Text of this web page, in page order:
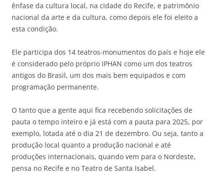
ênfase da cultura local, na cidade do Recife, e patrimônio
nacional da arte e da cultura, como depois ele foi eleito a
esta condição.
Ele participa dos 14 teatros-monumentos do país e hoje ele
é considerado pelo próprio IPHAN como um dos teatros
antigos do Brasil, um dos mais bem equipados e com
programação permanente.
O tanto que a gente aqui fica recebendo solicitações de
pauta o tempo inteiro e já está com a pauta para 2025, por
exemplo, lotada até o dia 21 de dezembro. Ou seja, tanto a
produção local quanto a produção nacional e até
produções internacionais, quando vem para o Nordeste,
pensa no Recife e no Teatro de Santa Isabel.